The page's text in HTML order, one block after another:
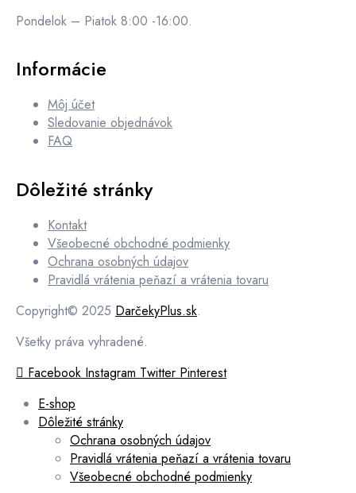
Pondelok – Piatok 8:00 -16:00.
Informácie
Môj účet
Sledovanie objednávok
FAQ
Dôležité stránky
Kontakt
Všeobecné obchodné podmienky
Ochrana osobných údajov
Pravidlá vrátenia peňazí a vrátenia tovaru
Copyright© 2025 DarčekyPlus.sk.
Všetky práva vyhradené.
Facebook Instagram Twitter Pinterest
E-shop
Dôležité stránky
Ochrana osobných údajov
Pravidlá vrátenia peňazí a vrátenia tovaru
Všeobecné obchodné podmienky